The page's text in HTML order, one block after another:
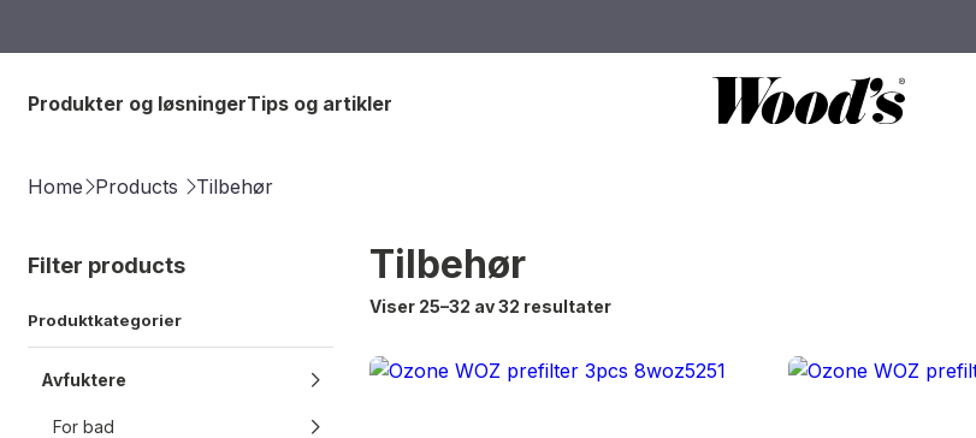
Produkter og løsningerTips og artikler
Home Products Tilbehør
Filter products
Produktkategorier
Avfuktere
For bad
Tilbehør
Viser 25–32 av 32 resultater